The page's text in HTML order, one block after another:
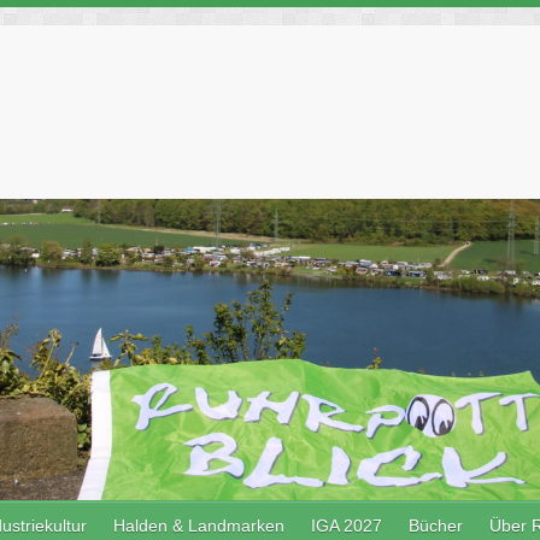
Halden & Landmarken IGA 2027 Bücher Über